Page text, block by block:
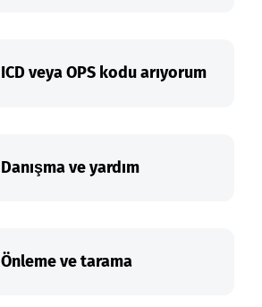
ICD veya OPS kodu arıyorum
Danışma ve yardım
Önleme ve tarama